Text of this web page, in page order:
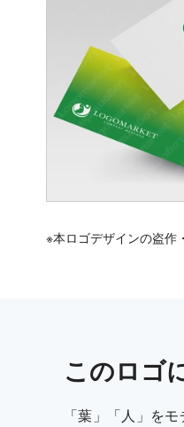
※本ロゴデザインの盗作
このロゴ
「葉」「人」を